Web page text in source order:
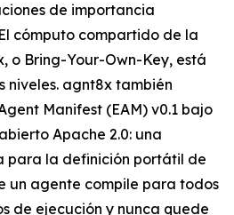
de importancia
cómputo compartido de la
o Bring-Your-Own-Key, está
niveles. agnt8x también
Manifest (EAM) v0.1 bajo
Apache 2.0: una
para la definición portátil de
un agente compile para todos
de ejecución y nunca quede